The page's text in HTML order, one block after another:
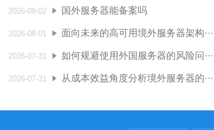
2026-08-02
2026-08-01
2026-07-31
2026-07-31
国外服务器能备案吗
面向未来的高可用境外服务器架构···
如何规避使用外国服务器的风险问···
从成本效益角度分析境外服务器的···